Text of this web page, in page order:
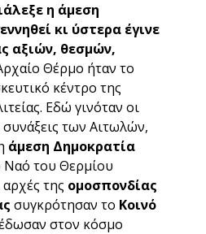
η άμεση
κι ύστερα έγινε
αξιών, θεσμών,
Θέρμο ήταν το
κέντρο της
Εδώ γινόταν οι
συνάξεις των Αιτωλών,
άμεση Δημοκρατία
Ναό του Θερμίου
της ομοσπονδίας
συγκρότησαν το Κοινό
στον κόσμο